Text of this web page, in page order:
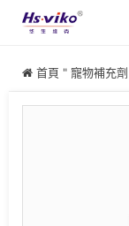
首頁 " 寵物補充劑